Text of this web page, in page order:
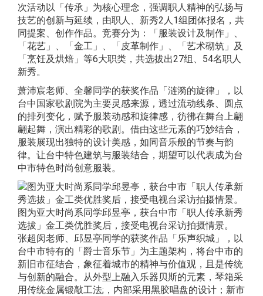
次活动以「传承」为核心理念，强调职人精神的弘扬与
技艺的创新与延续，由职人、新秀2人1组团体报名，共
同提案、创作作品。竞赛分为：「服装设计及制作」、
「花艺」、「金工」、「皮革制作」、「艺术砌筑」及
「烹饪及烘焙」等6大职类，共选拔出27组、54名职人
新秀。
萧沛宸老师、全馨同学的获奖作品「涟漪的旋律」，以
台中国家歌剧院为主要灵感来源，透过流动线条、圆点
的排列变化，赋予服装动感和旋律感，彷彿在舞台上翩
翩起舞，演出精彩的歌剧。借由这些元素的巧妙结合，
服装展现出独特的设计美感，如同音乐般的节奏与韵
律。让台中特色建筑与服装结合，期望可以代表成为台
中市特色时尚创意服装。
图为亚大时尚系同学邱昱亭，获台中市「职人传承新秀
选拔」金工类优胜奖后，接受电视台采访拍摄情景。
张超闵老师、邱昱亭同学的获奖作品「乐声织城」，以
台中市特有的「爵士音乐节」为主题架构，将台中市的
新旧市征结合，象征着城市的精神与价值观，且是传统
与创新的融合。从外型上融入乐器贝斯的元素，琴箱采
用传统金属锻敲工法;，内部采用黑胶唱盘的设计；新市